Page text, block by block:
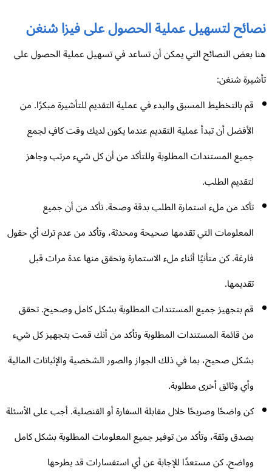
لتسهيل عملية الحصول على فيزا شنغن
بعض النصائح التي يمكن أن تساعد في تسهيل عملية الحصول على
شنغن:
قم بالتخطيط المسبق والبدء في عملية التقديم للتأشيرة مبكرًا. من
الأفضل أن تبدأ عملية التقديم عندما يكون لديك وقت كافٍ لجمع
جميع المستندات المطلوبة وللتأكد من أن كل شيء مرتب وجاهز
لتقديم الطلب.
تأكد من ملء استمارة الطلب بدقة وصحة. تأكد من أن جميع
المعلومات التي تقدمها صحيحة ومحدثة، وتأكد من عدم ترك أي حقول
فارغة. كن متأنيًا أثناء ملء الاستمارة وتحقق منها عدة مرات قبل
تقديمها.
قم بتجهيز جميع المستندات المطلوبة بشكل كامل وصحيح. تحقق
من قائمة المستندات المطلوبة وتأكد من أنك قمت بتجهيز كل شيء
بشكل صحيح، بما في ذلك الجواز والصور الشخصية والإثباتات المالية
وأي وثائق أخرى مطلوبة.
كن واضحًا وصريحًا خلال مقابلة السفارة أو القنصلية. أجب على الأسئلة
بصدق وثقة، وتأكد من توفير جميع المعلومات المطلوبة بشكل كامل
وواضح. كن مستعدًا للإجابة عن أي استفسارات قد يطرحها